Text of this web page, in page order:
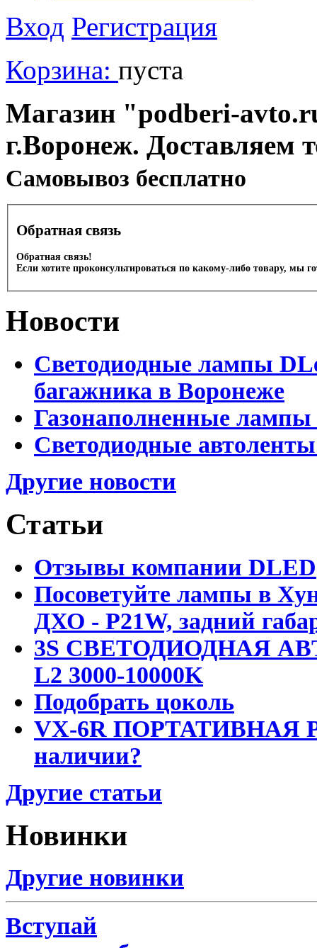
Вход Регистрация
Корзина: пуста
Магазин "podberi-
г.Воронеж. Доставляем
Cамовывоз бесплатно
Обратная связь
Обратная связь!
Если хотите проконсультироваться по какому-либо товару, мы
Новости
Светодиодные лампы
багажника в Воронеже
Газонаполненные
Светодиодные
Другие новости
Статьи
Отзывы компании DLED
Посоветуйте лампы в
ДХО - P21W, задний
3S СВЕТОДИОДНАЯ
L2 3000-10000K
Подобрать цоколь
VX-6R ПОРТАТИВНАЯ
наличии?
Другие статьи
Новинки
Другие новинки
Вступай